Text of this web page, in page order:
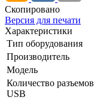
Скопировано
Версия для печати
Характеристики
Тип оборудования
Производитель
Модель
Количество разъемов
USB